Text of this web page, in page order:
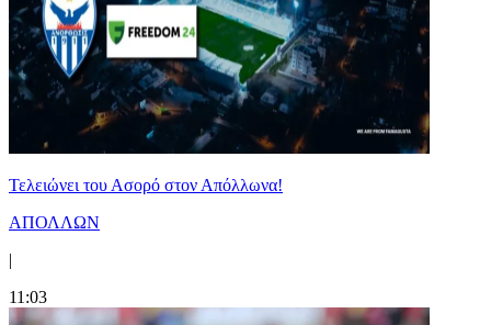
Τελειώνει του Ασορό στον Απόλλωνα!
ΑΠΟΛΛΩΝ
|
11:03